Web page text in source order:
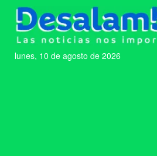
lunes, 10 de agosto de 2026